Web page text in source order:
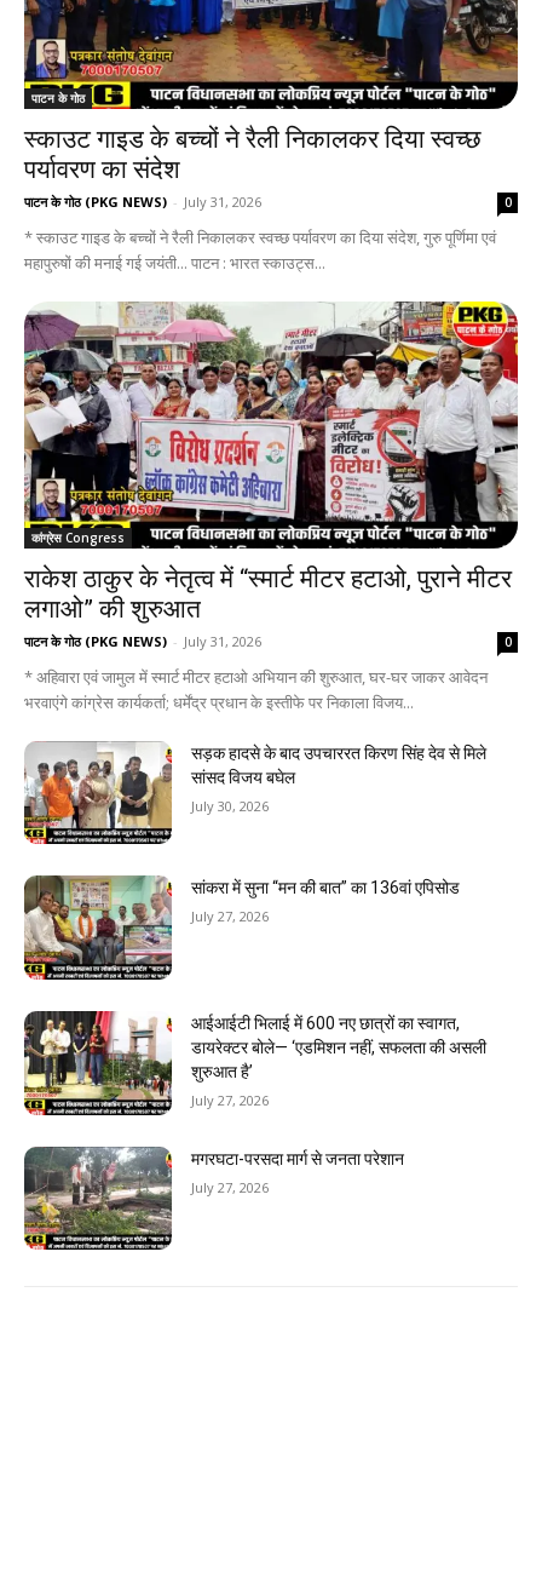
पाटन के गोठ
स्काउट गाइड के बच्चों ने रैली निकालकर दिया स्वच्छ
पर्यावरण का संदेश
पाटन के गोठ (PKG NEWS) - July 31, 2026 0
* स्काउट गाइड के बच्चों ने रैली निकालकर स्वच्छ पर्यावरण का दिया संदेश, गुरु पूर्णिमा एवं
महापुरुषों की मनाई गई जयंती... पाटन : भारत स्काउट्स...
कांग्रेस Congress
राकेश ठाकुर के नेतृत्व में “स्मार्ट मीटर हटाओ, पुराने मीटर
लगाओ” की शुरुआत
पाटन के गोठ (PKG NEWS) - July 31, 2026 0
* अहिवारा एवं जामुल में स्मार्ट मीटर हटाओ अभियान की शुरुआत, घर-घर जाकर आवेदन
भरवाएंगे कांग्रेस कार्यकर्ता; धर्मेंद्र प्रधान के इस्तीफे पर निकाला विजय...
सड़क हादसे के बाद उपचाररत किरण सिंह देव से मिले
सांसद विजय बघेल
July 30, 2026
सांकरा में सुना “मन की बात” का 136वां एपिसोड
July 27, 2026
आईआईटी भिलाई में 600 नए छात्रों का स्वागत,
डायरेक्टर बोले— ‘एडमिशन नहीं, सफलता की असली
शुरुआत है’
July 27, 2026
मगरघटा-परसदा मार्ग से जनता परेशान
July 27, 2026